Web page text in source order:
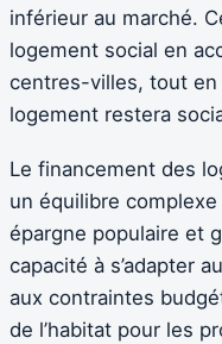
inférieur au marché.
logement social en
centres-villes, tout en
logement restera
Le financement des
un équilibre
épargne populaire et
capacité à s’adapter
aux contraintes
de l’habitat pour les